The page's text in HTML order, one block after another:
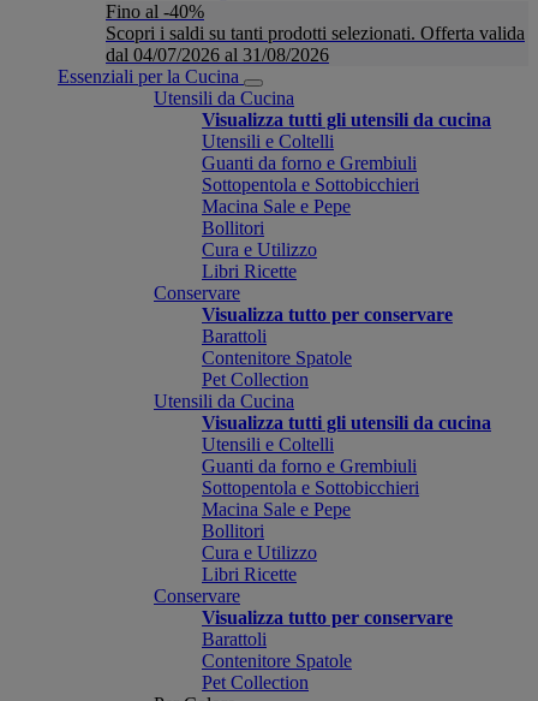
Fino al -40%
Scopri i saldi su tanti prodotti selezionati. Offerta valida
dal 04/07/2026 al 31/08/2026
Essenziali per la Cucina
Utensili da Cucina
Visualizza tutti gli utensili da cucina
Utensili e Coltelli
Guanti da forno e Grembiuli
Sottopentola e Sottobicchieri
Macina Sale e Pepe
Bollitori
Cura e Utilizzo
Libri Ricette
Conservare
Visualizza tutto per conservare
Barattoli
Contenitore Spatole
Pet Collection
Utensili da Cucina
Visualizza tutti gli utensili da cucina
Utensili e Coltelli
Guanti da forno e Grembiuli
Sottopentola e Sottobicchieri
Macina Sale e Pepe
Bollitori
Cura e Utilizzo
Libri Ricette
Conservare
Visualizza tutto per conservare
Barattoli
Contenitore Spatole
Pet Collection